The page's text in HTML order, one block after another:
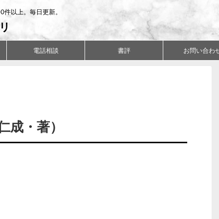
以上。毎日更新。
電話相談 書評 お問い合わ
成・著）